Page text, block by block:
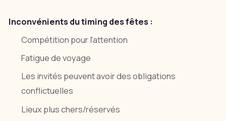
Inconvénients du timing des fêtes :
Compétition pour l'attention
Fatigue de voyage
Les invités peuvent avoir des obligations
conflictuelles
Lieux plus chers/réservés